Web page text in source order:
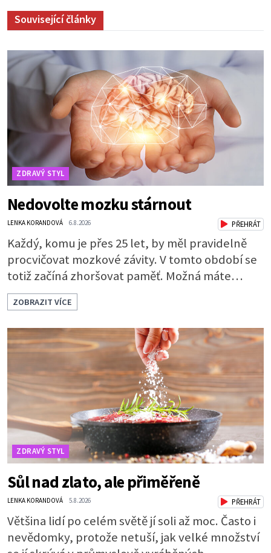
Související články
ZDRAVÝ STYL
Nedovolte mozku stárnout
LENKA KORANDOVÁ 6.8.2026 PŘEHRÁT
Každý, komu je přes 25 let, by měl pravidelně
procvičovat mozkové závity. V tomto období se
totiž začíná zhoršovat paměť. Možná máte
problém vzpomenout si na jméno kolegy z
práce. Nebo marně v paměti lovíte název
knížky, kterou jste nedávno přečetli. Je to
opravdu tak, s věkem jako kdyby se paměť
rozhodla stávkovat. Cvičte tělo i mozek
Procvičujte mozkové závity. Není to nijak slož
ZOBRAZIT VÍCE
ZDRAVÝ STYL
Sůl nad zlato, ale přiměřeně
LENKA KORANDOVÁ 5.8.2026 PŘEHRÁT
Většina lidí po celém světě jí soli až moc. Často i
nevědomky, protože netuší, jak velké množství